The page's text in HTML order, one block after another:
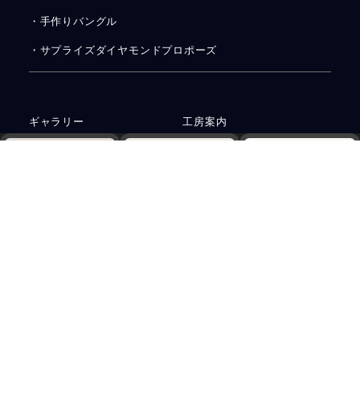
・手作りバングル
・サプライズダイヤモンドプロポーズ
ギャラリー 工房案内